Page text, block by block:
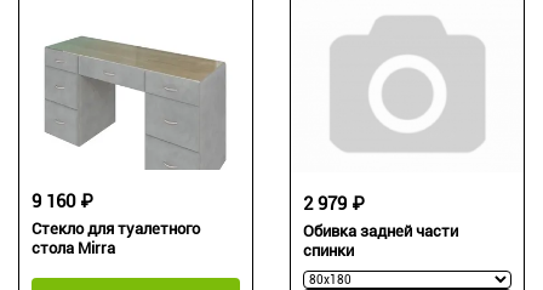
Стекло для туалетного
стола Mirra
9 160 ₽
Обивка задней части
спинки
2 979 ₽